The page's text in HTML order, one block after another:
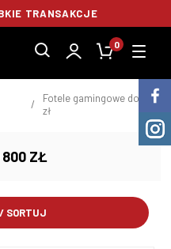
TRANSAKCJE
0
/
Fotele gamingowe do 800
zł
800 ZŁ
SORTUJ